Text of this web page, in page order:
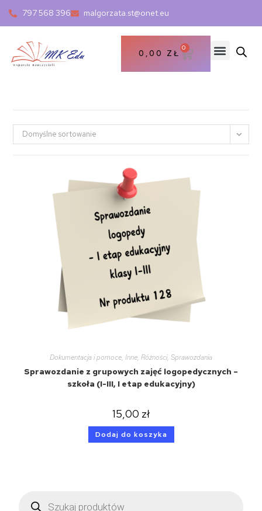
797 568 396 malgorzata.st@onet.eu
0,00 ZŁ
0
Domyślne sortowanie
Dokumentacja i pomoce, Inne, Różności, Sprawozdania
Sprawozdanie z grupowych zajęć logopedycznych –
szkoła (I-III, I etap edukacyjny)
15,00 zł
Dodaj do koszyka